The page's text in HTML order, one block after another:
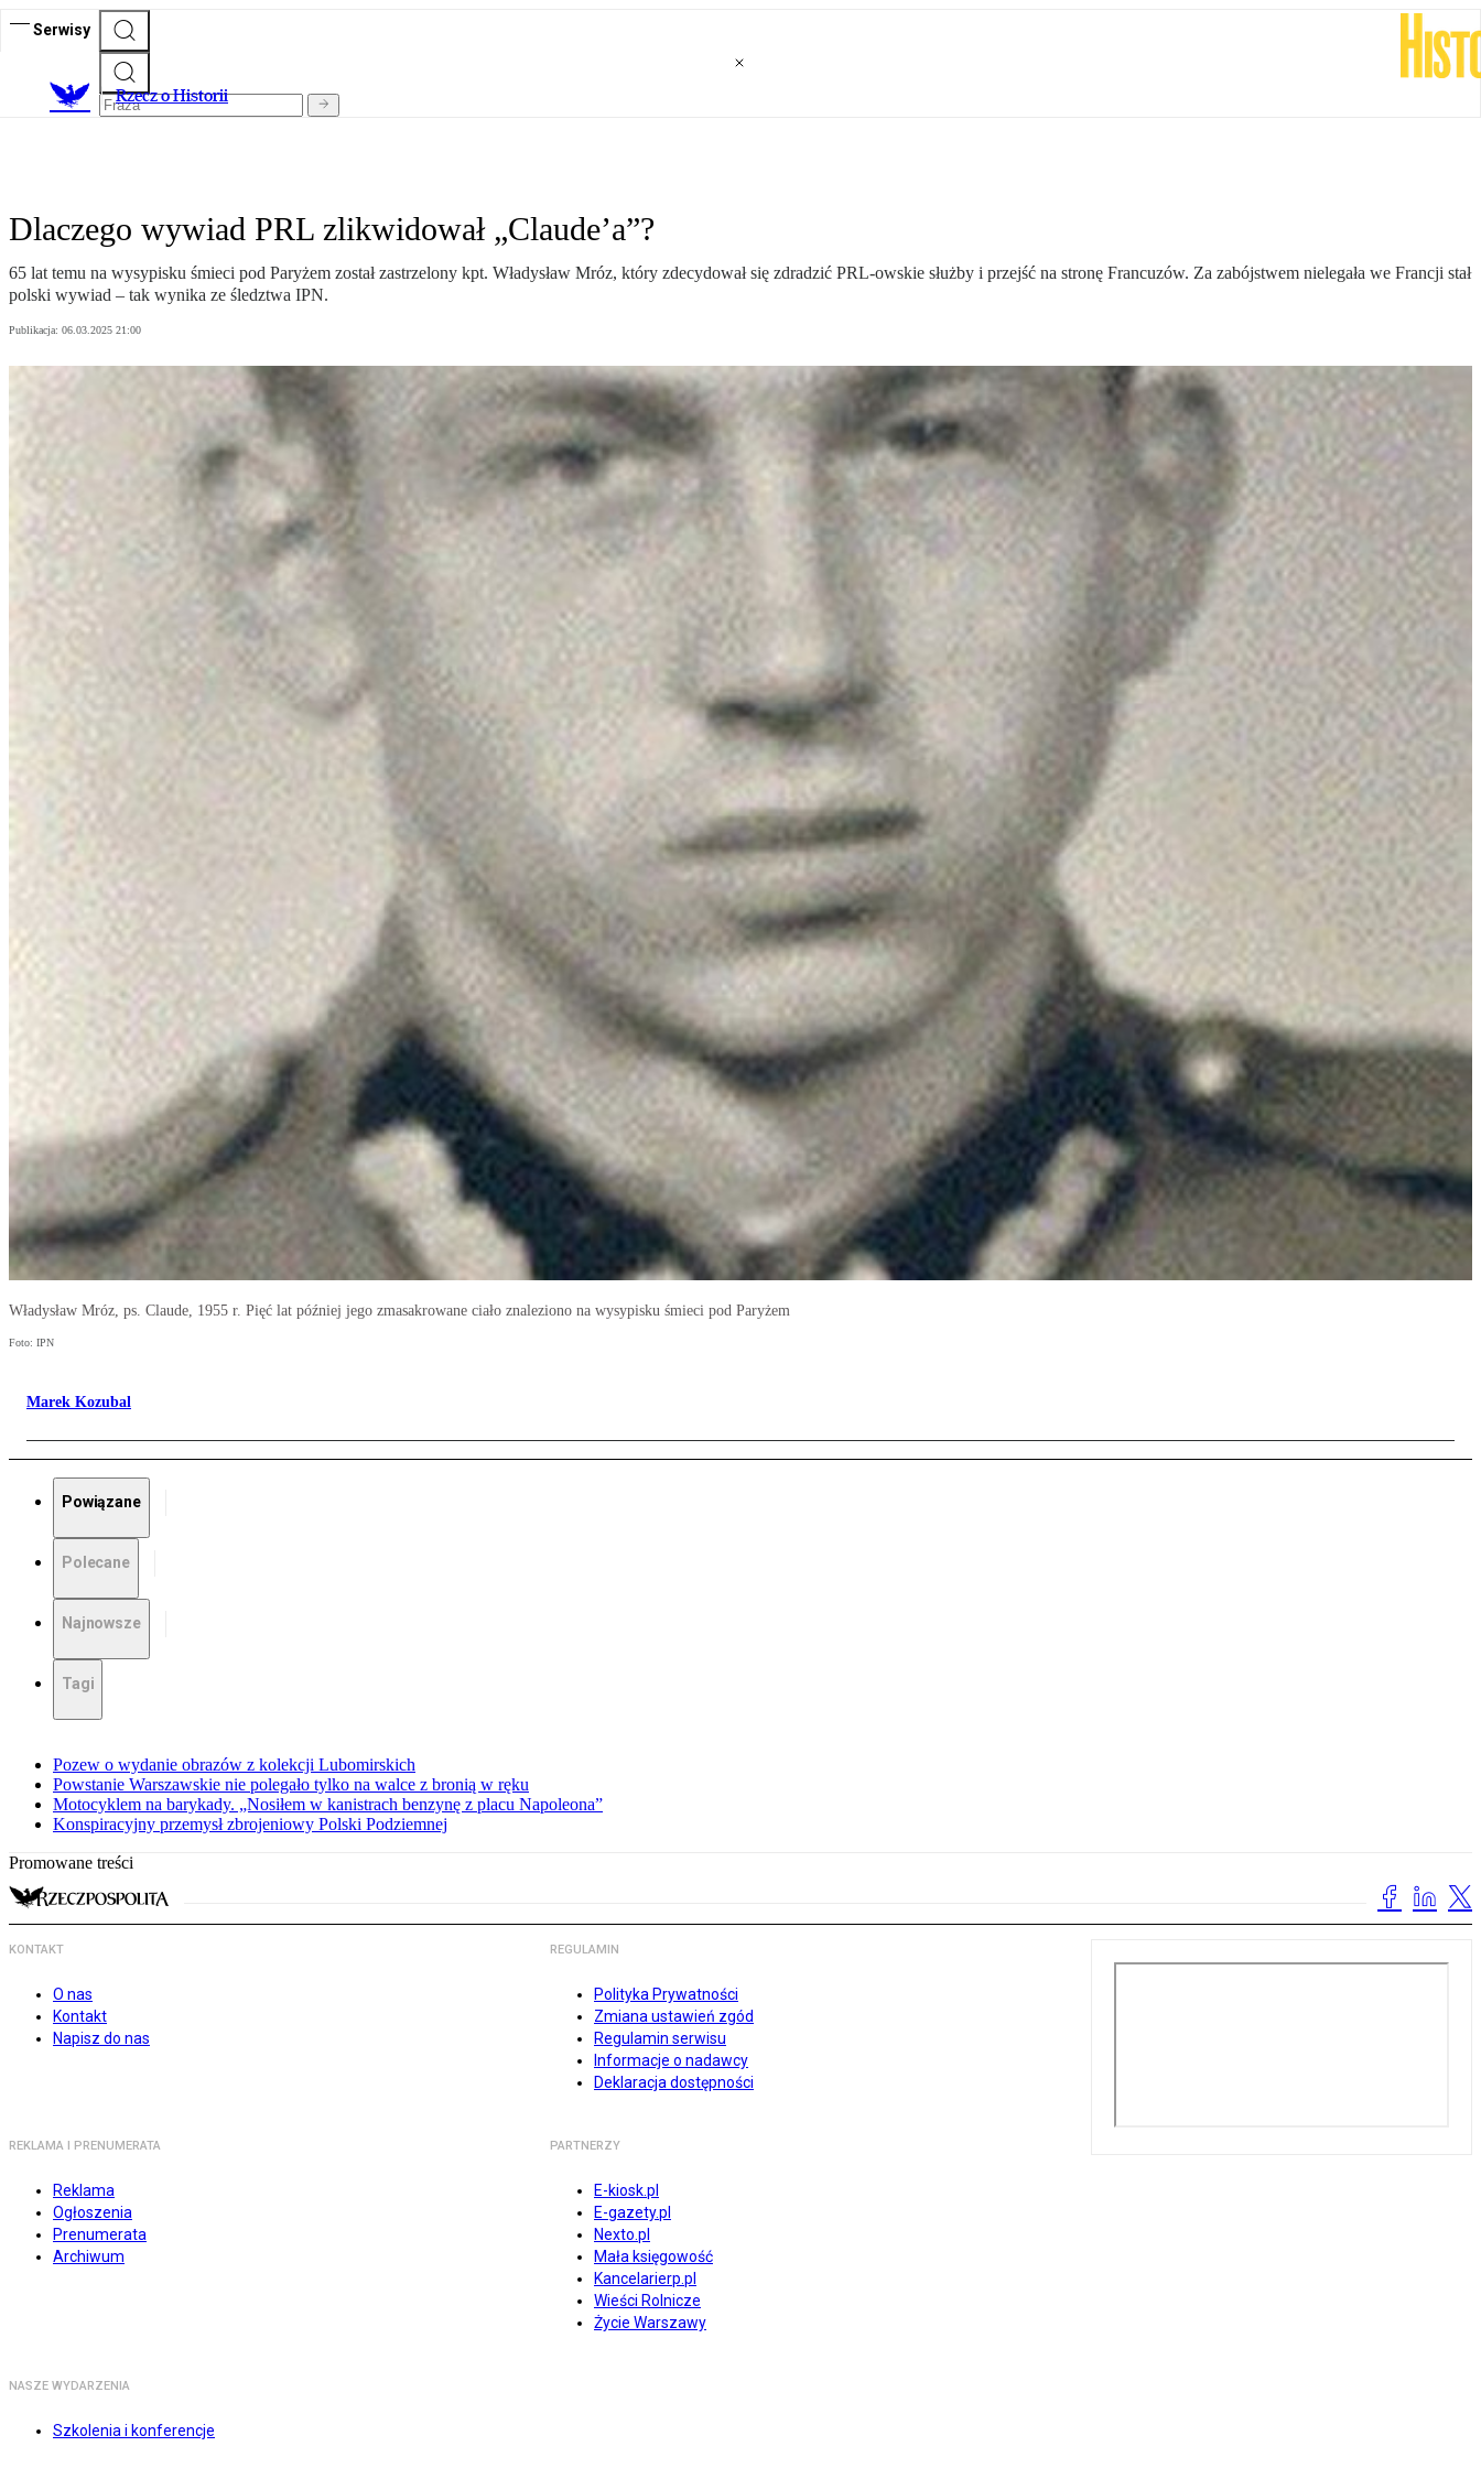
Serwisy
Rzecz o Historii
Dlaczego wywiad PRL zlikwidował „Claude’a”?
65 lat temu na wysypisku śmieci pod Paryżem został zastrzelony kpt. Władysław Mróz, który zdecydował się zdradzić PRL-owskie służby i przejść na stronę Francuzów. Za zabójstwem nielegała we Francji stał
polski wywiad – tak wynika ze śledztwa IPN.
Publikacja: 06.03.2025 21:00
Władysław Mróz, ps. Claude, 1955 r. Pięć lat później jego zmasakrowane ciało znaleziono na wysypisku śmieci pod Paryżem
Foto: IPN
Marek Kozubal
Powiązane
Polecane
Najnowsze
Tagi
Pozew o wydanie obrazów z kolekcji Lubomirskich
Powstanie Warszawskie nie polegało tylko na walce z bronią w ręku
Motocyklem na barykady. „Nosiłem w kanistrach benzynę z placu Napoleona”
Konspiracyjny przemysł zbrojeniowy Polski Podziemnej
Promowane treści
KONTAKT
O nas
Kontakt
Napisz do nas
REGULAMIN
Polityka Prywatności
Zmiana ustawień zgód
Regulamin serwisu
Informacje o nadawcy
Deklaracja dostępności
REKLAMA I PRENUMERATA
Reklama
Ogłoszenia
Prenumerata
Archiwum
PARTNERZY
E-kiosk.pl
E-gazety.pl
Nexto.pl
Mała księgowość
Kancelarierp.pl
Wieści Rolnicze
Życie Warszawy
NASZE WYDARZENIA
Szkolenia i konferencje